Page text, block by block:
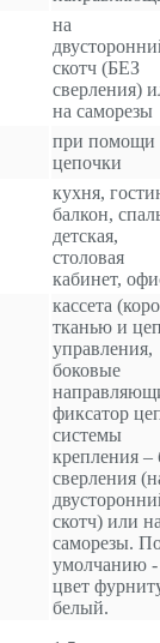
на
скотч (БЕЗ
сверления)
на саморезы
при помощи
цепочки
кухня,
балкон,
детская,
столовая
кабинет,
кассета
тканью и
управления,
боковые
фиксатор
системы
крепления –
сверления
скотч) или
саморезы.
умолчанию -
цвет
белый.